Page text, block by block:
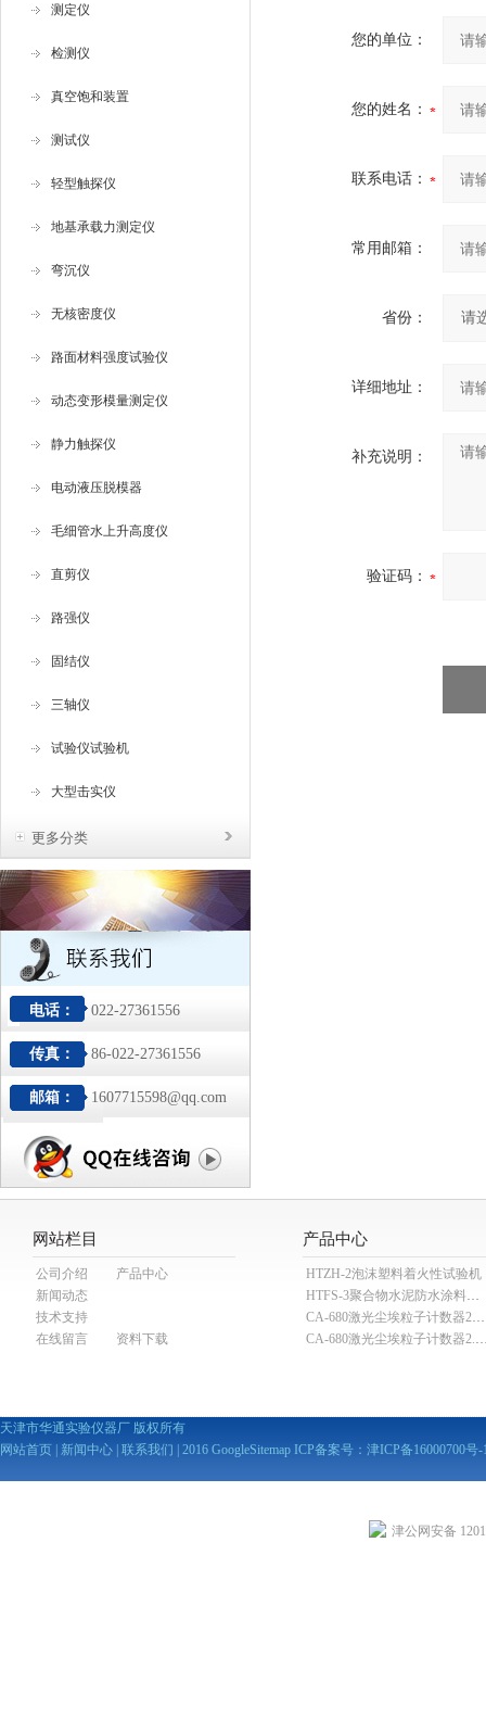
测定仪
检测仪
真空饱和装置
测试仪
轻型触探仪
地基承载力测定仪
弯沉仪
无核密度仪
路面材料强度试验仪
动态变形模量测定仪
静力触探仪
电动液压脱模器
毛细管水上升高度仪
直剪仪
路强仪
固结仪
三轴仪
试验仪试验机
大型击实仪
更多分类
电话： 022-27361556
传真： 86-022-27361556
邮箱： 1607715598@qq.com
您的单位：
您的姓名：
联系电话：
常用邮箱：
省份：
详细地址：
补充说明：
验证码：
网站栏目
公司介绍
产品中心
新闻动态
技术支持
在线留言
资料下载
产品中心
HTZH-2泡沫塑料着火性试验机
HTFS-3聚合物水泥防水涂料分散机
CA-680激光尘埃粒子计数器28.3L
CA-680激光尘埃粒子
天津市华通实验仪器厂 版权所有
网站首页
新闻中心 联系我们 | 2016 GoogleSitemap ICP备案号： 津ICP备16000700号-
津公网安备